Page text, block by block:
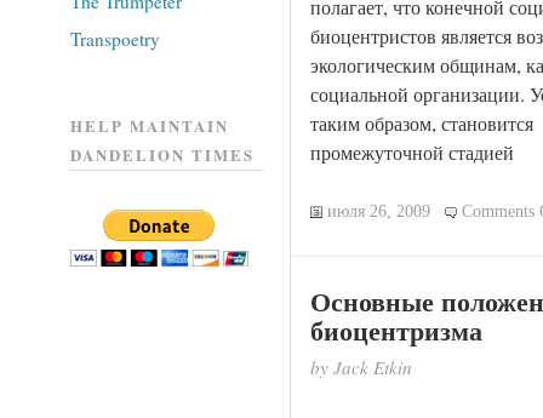
полагает, что конечной
биоцентристов является
экологическим общинам,
социальной организации.
таким образом,
промежуточной стадией
июля 26, 2009 Comments
Основные
биоцентризма
by Jack Etkin
Transpoetry
HELP MAINTAIN
DANDELION TIMES